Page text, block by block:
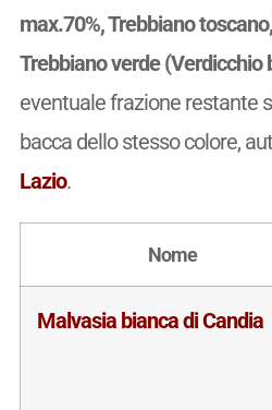
max.70%, Trebbiano
Trebbiano verde (Verdicchio
eventuale frazione restante
bacca dello stesso colore,
Lazio.
Nome
Malvasia bianca di Candia